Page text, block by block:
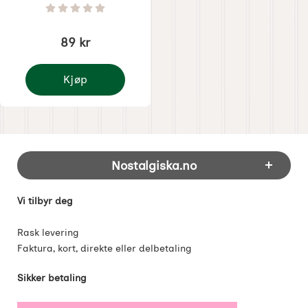
Varenummer 5959Vurdering: 0 Stjerne av 5
89 kr
Kjøp
Kakedeler
Footer-innhold Blandet informasjon og
Nostalgiska.no
Vi tilbyr deg
Rask levering
Faktura, kort, direkte eller delbetaling
Sikker betaling